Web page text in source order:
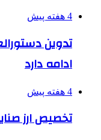
4 هفته پیش
تدوین
ادامه دارد
4 هفته پیش
تخصیص ارز